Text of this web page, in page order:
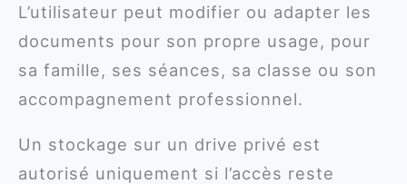
L’utilisateur peut modifier ou adapter les
documents pour son propre usage, pour
sa famille, ses séances, sa classe ou son
accompagnement professionnel.
Un stockage sur un drive privé est
autorisé uniquement si l’accès reste